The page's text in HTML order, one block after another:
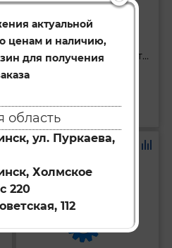
актуальной
ценам и наличию,
для получения
область
ул. Пуркаева,
Холмское
220
112
Колодка стояночного тормоза
Купить
Под заказ